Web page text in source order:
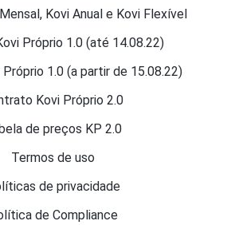
Kovi Anual e Kovi Flexível
Próprio 1.0 (até 14.08.22)
1.0 (a partir de 15.08.22)
Kovi Próprio 2.0
de preços KP 2.0
Termos de uso
de privacidade
de Compliance